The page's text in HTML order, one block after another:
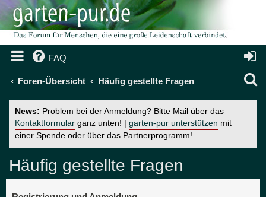
FAQ
Foren-Übersicht Häufig gestellte Fragen
News: Problem bei der Anmeldung? Bitte Mail über das
Kontaktformular ganz unten! | garten-pur unterstützen mit
einer Spende oder über das Partnerprogramm!
Häufig gestellte Fragen